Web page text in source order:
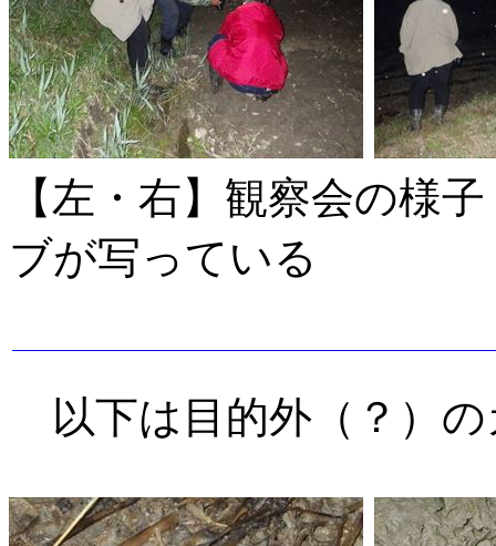
【左・右】観察会
ブが写っている
以下は目的外（？）の